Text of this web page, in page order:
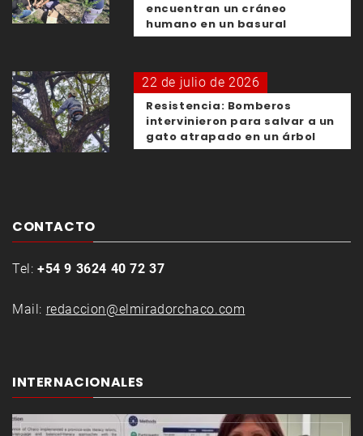
encuentran un cráneo
humano en un basural
22 de julio de 2026
Resistencia: Bomberos
intervinieron para salvar a un
gato atrapado en un árbol
CONTACTO
Tel: +54 9 3624 40 72 37
Mail: redaccion@elmiradorchaco.com
INTERNACIONALES